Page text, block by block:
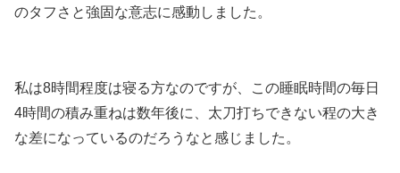
のタフさと強固な意志に感動しました。
私は8時間程度は寝る方なのですが、この睡眠時間の毎日
4時間の積み重ねは数年後に、太刀打ちできない程の大き
な差になっているのだろうなと感じました。